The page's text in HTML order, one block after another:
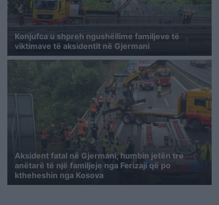
Konjufca u shpreh ngushëllime familjeve të
viktimave të aksidentit në Gjermani
Aksident fatal në Gjermani, humbin jetën tre
anëtarë të një familjeje nga Ferizaji që po
ktheheshin nga Kosova